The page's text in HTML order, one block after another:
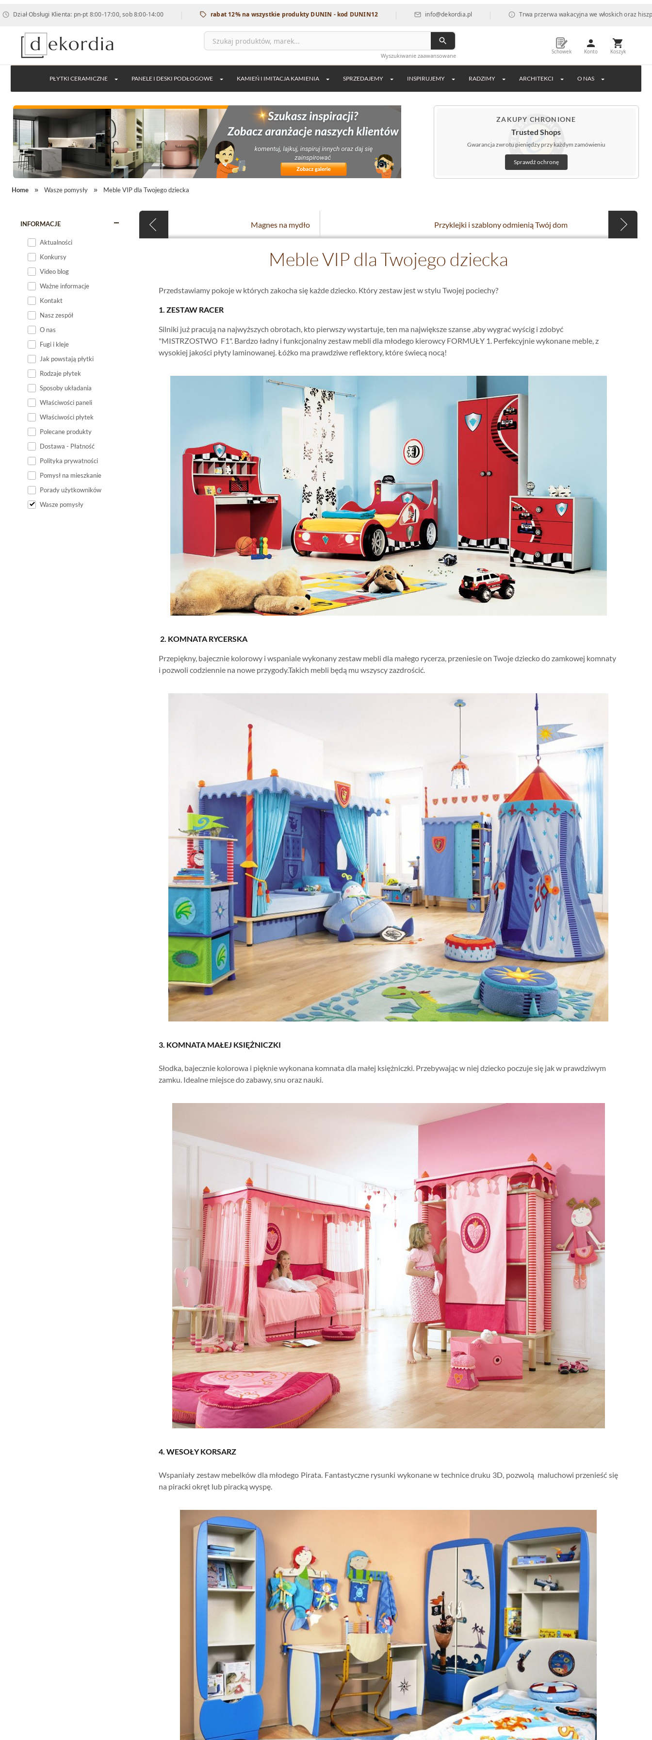
Klienta: pn-pt 8:00-17:00, sob 8:00-14:00 | rabat 12% na wszystkie produkty DUNIN - kod DUNIN12 | info@dekordia.pl | Trwa przerwa wakacyjna we włoskich oraz hiszpańskich
Wyszukiwanie zaawansowane
Schowek Konto Koszyk
PŁYTKI CERAMICZNE PANELE I DESKI PODŁOGOWE KAMIEŃ I IMITACJA KAMIENIA SPRZEDAJEMY INSPIRUJEMY RADZIMY ARCHITEKCI O NAS
ZAKUPY CHRONIONE
Trusted Shops
Gwarancja zwrotu pieniędzy przy każdym zamówieniu
Sprawdź ochronę
Home Wasze pomysły Meble VIP dla Twojego dziecka
INFORMACJE
Aktualności
Konkursy
Video blog
Ważne informacje
Kontakt
Nasz zespół
O nas
Fugi i kleje
Jak powstają płytki
Rodzaje płytek
Sposoby układania
Właściwości paneli
Właściwości płytek
Polecane produkty
Dostawa - Płatność
Polityka prywatności
Pomysł na mieszkanie
Porady użytkowników
Wasze pomysły
Magnes na mydło Przyklejki i szablony odmienią Twój dom
Meble VIP dla Twojego dziecka
Przedstawiamy pokoje w których zakocha się każde dziecko. Który zestaw jest w stylu Twojej pociechy?
1. ZESTAW RACER
Silniki już pracują na najwyższych obrotach, kto pierwszy wystartuje, ten ma największe szanse ,aby wygrać wyścig i zdobyć
"MISTRZOSTWO F1". Bardzo ładny i funkcjonalny zestaw mebli dla młodego kierowcy FORMUŁY 1. Perfekcyjnie wykonane meble, z
wysokiej jakości płyty laminowanej. Łóżko ma prawdziwe reflektory, które świecą nocą!
2. KOMNATA RYCERSKA
Przepiękny, bajecznie kolorowy i wspaniale wykonany zestaw mebli dla małego rycerza, przeniesie on Twoje dziecko do zamkowej komnaty
i pozwoli codziennie na nowe przygody.Takich mebli będą mu wszyscy zazdrościć.
3. KOMNATA MAŁEJ KSIĘŻNICZKI
Słodka, bajecznie kolorowa i pięknie wykonana komnata dla małej księżniczki. Przebywając w niej dziecko poczuje się jak w prawdziwym
zamku. Idealne miejsce do zabawy, snu oraz nauki.
4. WESOŁY KORSARZ
Wspaniały zestaw mebelków dla młodego Pirata. Fantastyczne rysunki wykonane w technice druku 3D, pozwolą maluchowi przenieść się
na piracki okręt lub piracką wyspę.